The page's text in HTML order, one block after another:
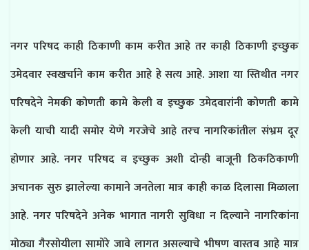
नगर परिषद काही ठिकाणी काम करीत आहे तर काही ठिकाणी इच्छुक
उमेदवार स्वखर्चाने काम करीत आहे हे सत्य आहे. आशा या स्तिथीत नगर
परिषदेने नेमकी कोणती कामे केली व इच्छुक उमेदवारांनी कोणती कामे
केली याची यादी समोर येणे गरजेचे आहे तरच नागरिकांतील संभ्रम दूर
होणार आहे. नगर परिषद व इच्छुक अशी दोन्ही बाजूनी ठिकठिकाणी
अचानक सुरु झालेल्या कामाने जनतेला मात्र काही काळ दिलासा मिळाला
आहे. नगर परिषदेने अनेक भागात नागरी सुविधा न दिल्याने नागरिकांना
मोठ्या गैरसोयीला सामोरे जावे लागत असल्याचे भीषण वास्तव आहे मात्र